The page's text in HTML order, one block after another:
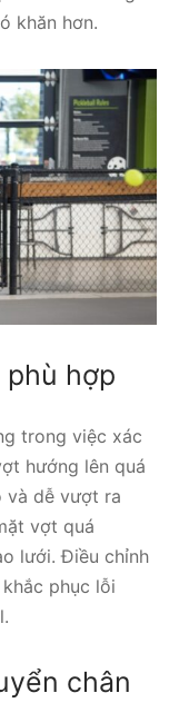
khăn hơn.
phù hợp
trong việc xác
hướng lên quá
và dễ vượt ra
vợt quá
lưới. Điều chỉnh
phục lỗi
chân